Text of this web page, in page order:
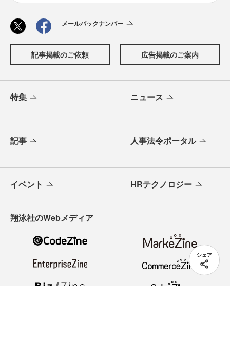
シェア
メールバックナンバー
記事掲載のご依頼 広告掲載のご案内
特集 ニュース
記事 人事法令ポータル
イベント HRテクノロジー
翔泳社のWebメディア